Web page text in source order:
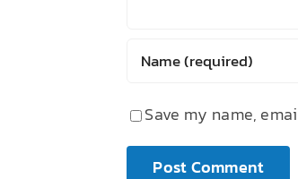
Save my name,